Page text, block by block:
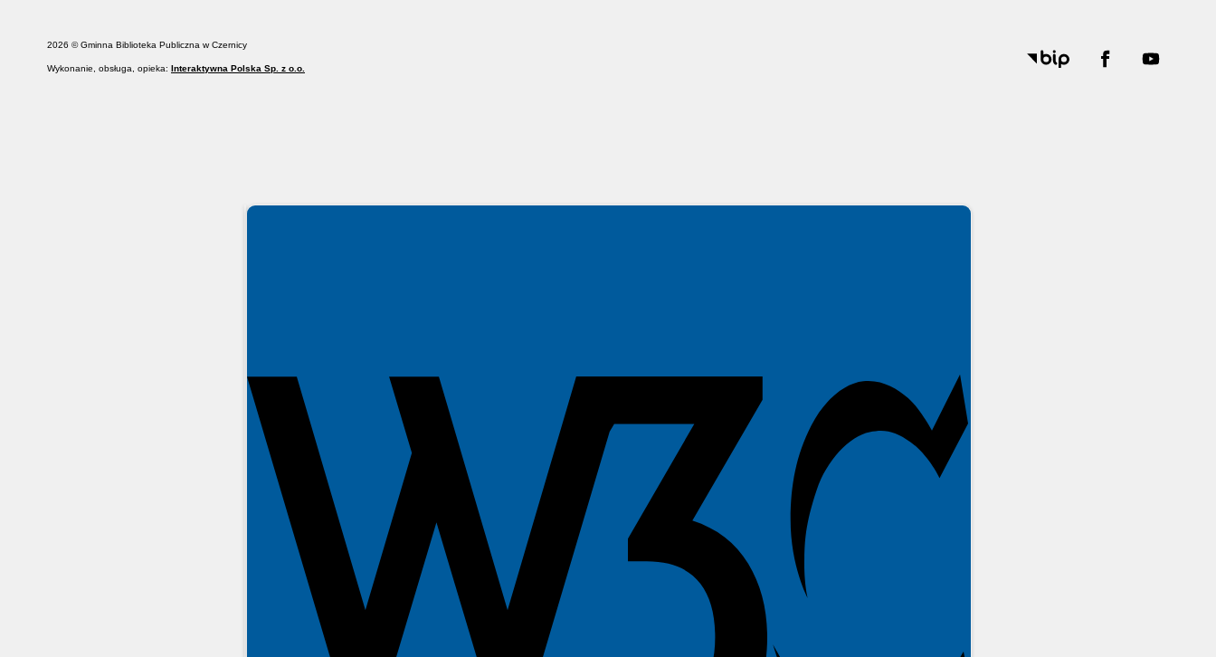
2026 © Gminna Biblioteka Publiczna w Czernicy
Wykonanie, obsługa, opieka: Interaktywna Polska Sp. z o.o.
Spełniamy standardy WCAG 2.2
Spełniamy standardy W3C